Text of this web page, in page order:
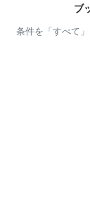
ブ
条件を「すべて」